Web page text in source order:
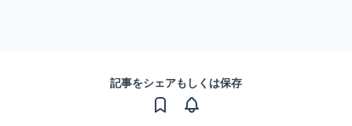
記事をシェアもしくは保存